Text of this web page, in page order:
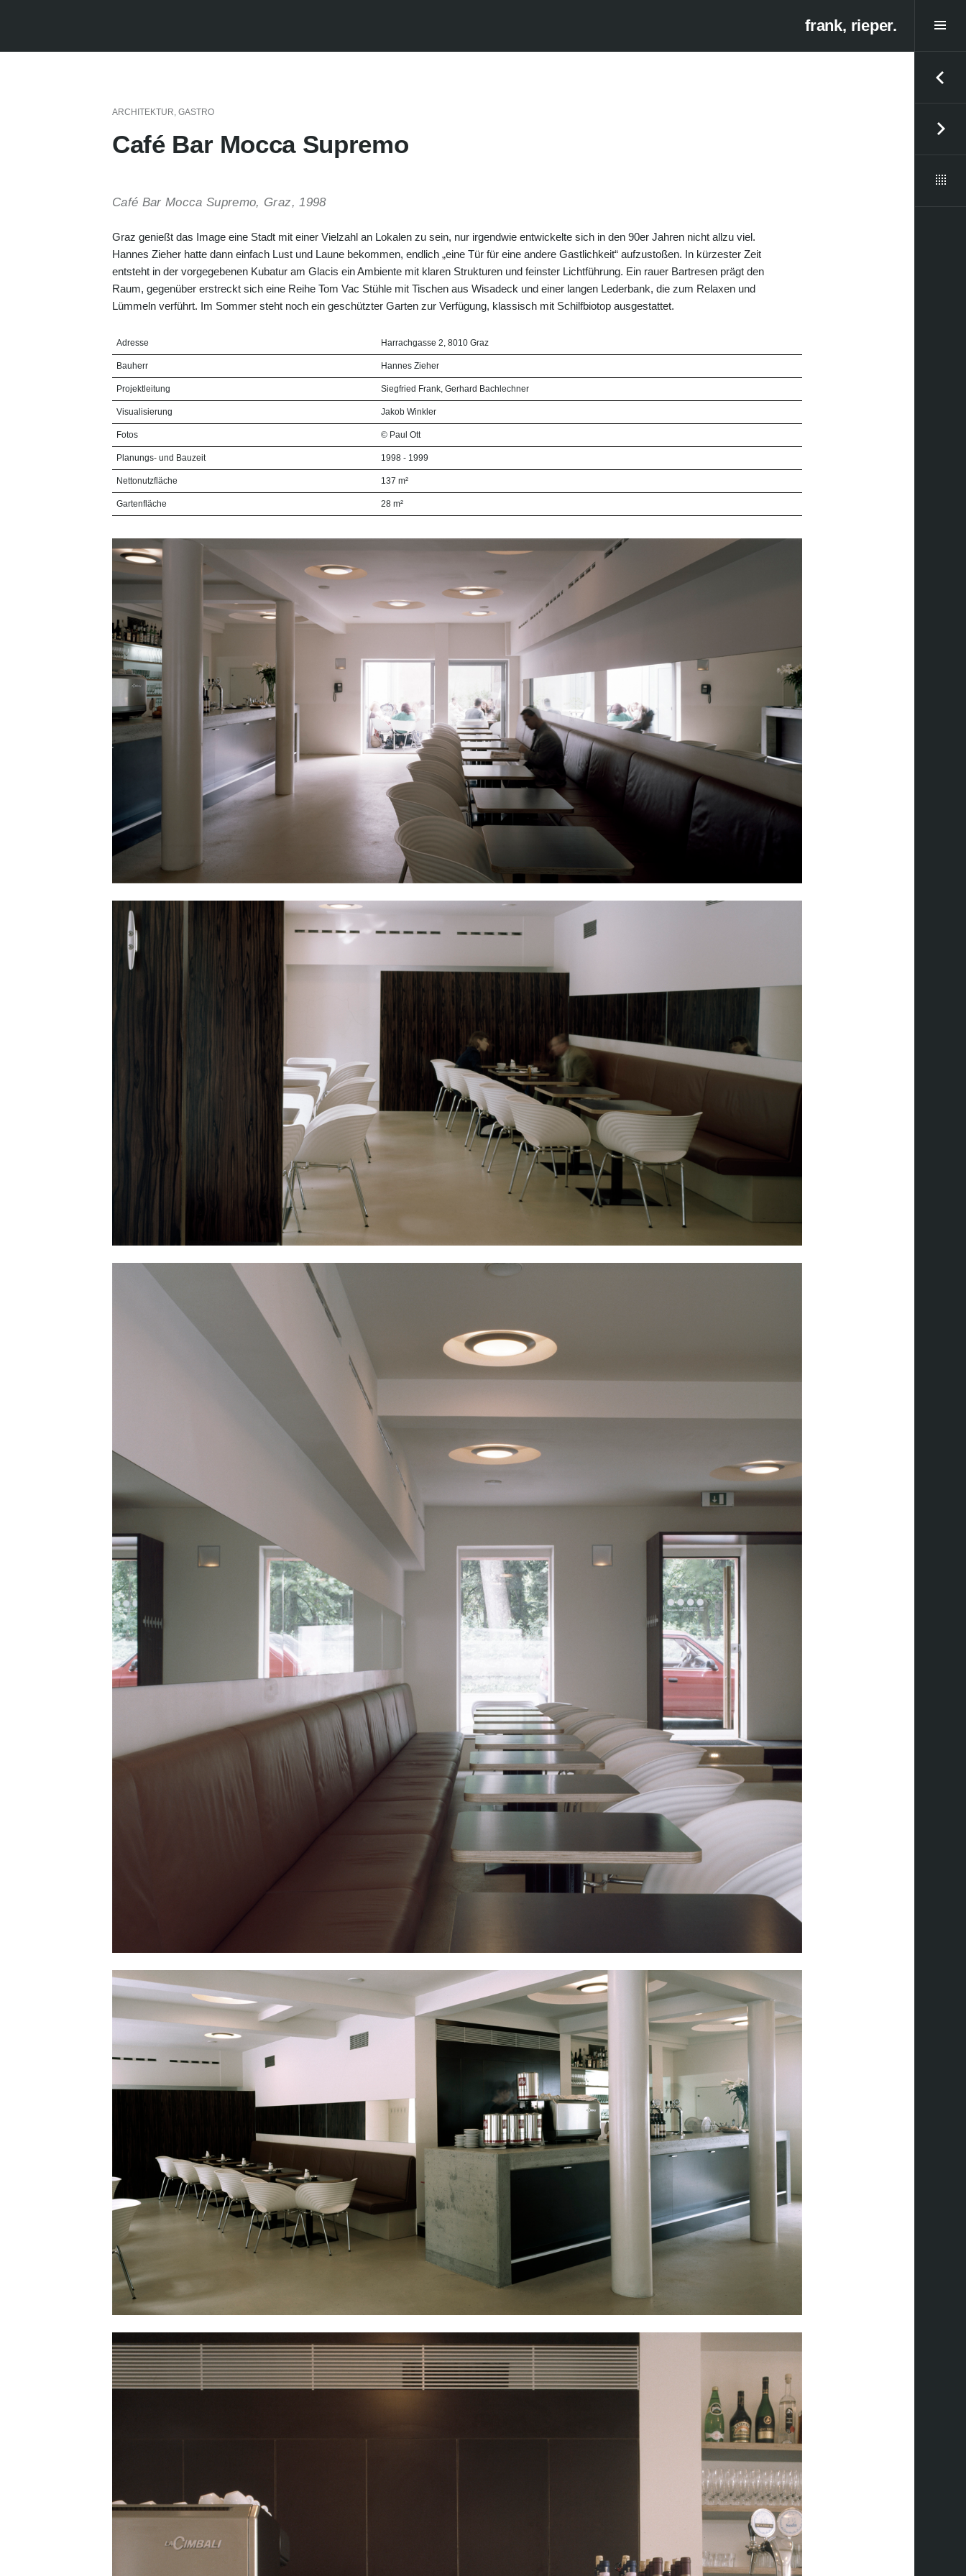
frank, rieper.
ARCHITEKTUR, GASTRO
Café Bar Mocca Supremo
Café Bar Mocca Supremo, Graz, 1998
Graz genießt das Image eine Stadt mit einer Vielzahl an Lokalen zu sein, nur irgendwie entwickelte sich in den 90er Jahren nicht allzu viel.
Hannes Zieher hatte dann einfach Lust und Laune bekommen, endlich „eine Tür für eine andere Gastlichkeit“ aufzustoßen. In kürzester Zeit
entsteht in der vorgegebenen Kubatur am Glacis ein Ambiente mit klaren Strukturen und feinster Lichtführung. Ein rauer Bartresen prägt den
Raum, gegenüber erstreckt sich eine Reihe Tom Vac Stühle mit Tischen aus Wisadeck und einer langen Lederbank, die zum Relaxen und
Lümmeln verführt. Im Sommer steht noch ein geschützter Garten zur Verfügung, klassisch mit Schilfbiotop ausgestattet.
Adresse Harrachgasse 2, 8010 Graz
Bauherr Hannes Zieher
Projektleitung Siegfried Frank, Gerhard Bachlechner
Visualisierung Jakob Winkler
Fotos © Paul Ott
Planungs- und Bauzeit 1998 - 1999
Nettonutzfläche 137 m²
Gartenfläche 28 m²